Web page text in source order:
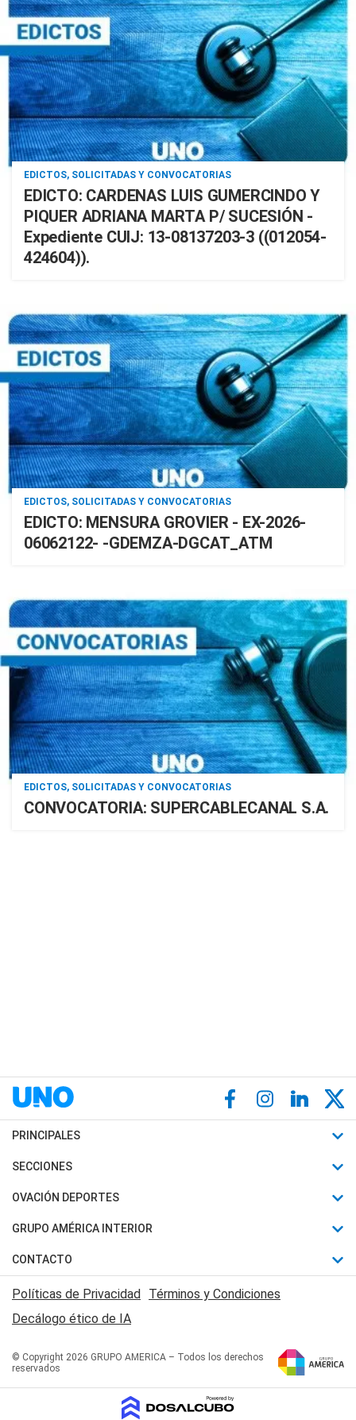
EDICTOS, SOLICITADAS Y CONVOCATORIAS
EDICTO: CARDENAS LUIS GUMERCINDO Y
PIQUER ADRIANA MARTA P/ SUCESIÓN -
Expediente CUIJ: 13-08137203-3 ((012054-
424604)).
EDICTOS, SOLICITADAS Y CONVOCATORIAS
EDICTO: MENSURA GROVIER - EX-2026-
06062122- -GDEMZA-DGCAT_ATM
EDICTOS, SOLICITADAS Y CONVOCATORIAS
CONVOCATORIA: SUPERCABLECANAL S.A.
PRINCIPALES
Últimas Noticias
Política
Judiciales
Economia
SECCIONES
Horóscopo
Motores
Trucos caseros
Series y Películas
Edictos y Solicitadas
OVACIÓN DEPORTES
Fútbol
Mundial
Automovilismo
Rugby
Básquet
GRUPO AMÉRICA INTERIOR
Canal 7 en Vivo
San Juan 8
CONTACTO
Acerca de Nosotros
Contactanos
Políticas de Privacidad Términos y Condiciones
Decálogo ético de IA
© Copyright 2026 GRUPO AMERICA – Todos los derechos
reservados